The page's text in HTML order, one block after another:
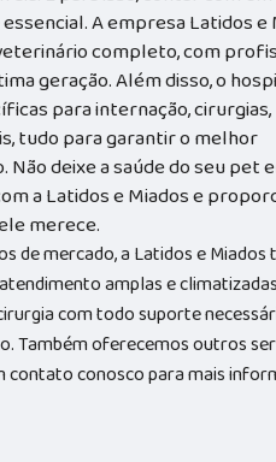
A empresa Latidos e
completo, com
geração. Além disso, o
para internação, cirurgias,
tudo para garantir o melhor
deixe a saúde do seu pet
a Latidos e Miados e
merece.
de mercado, a Latidos e Miados
amplas e
com todo suporte
Também oferecemos outros
conosco para mais